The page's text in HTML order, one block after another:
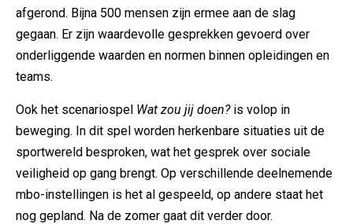
afgerond. Bijna 500 mensen zijn ermee aan de slag
gegaan. Er zijn waardevolle gesprekken gevoerd over
onderliggende waarden en normen binnen opleidingen en
teams.
Ook het scenariospel Wat zou jij doen?is volop in
beweging. In dit spel worden herkenbare situaties uit de
sportwereld besproken, wat het gesprek over sociale
veiligheid op gang brengt. Op verschillende deelnemende
mbo-instellingen is het al gespeeld, op andere staat het
nog gepland. Na de zomer gaat dit verder door.